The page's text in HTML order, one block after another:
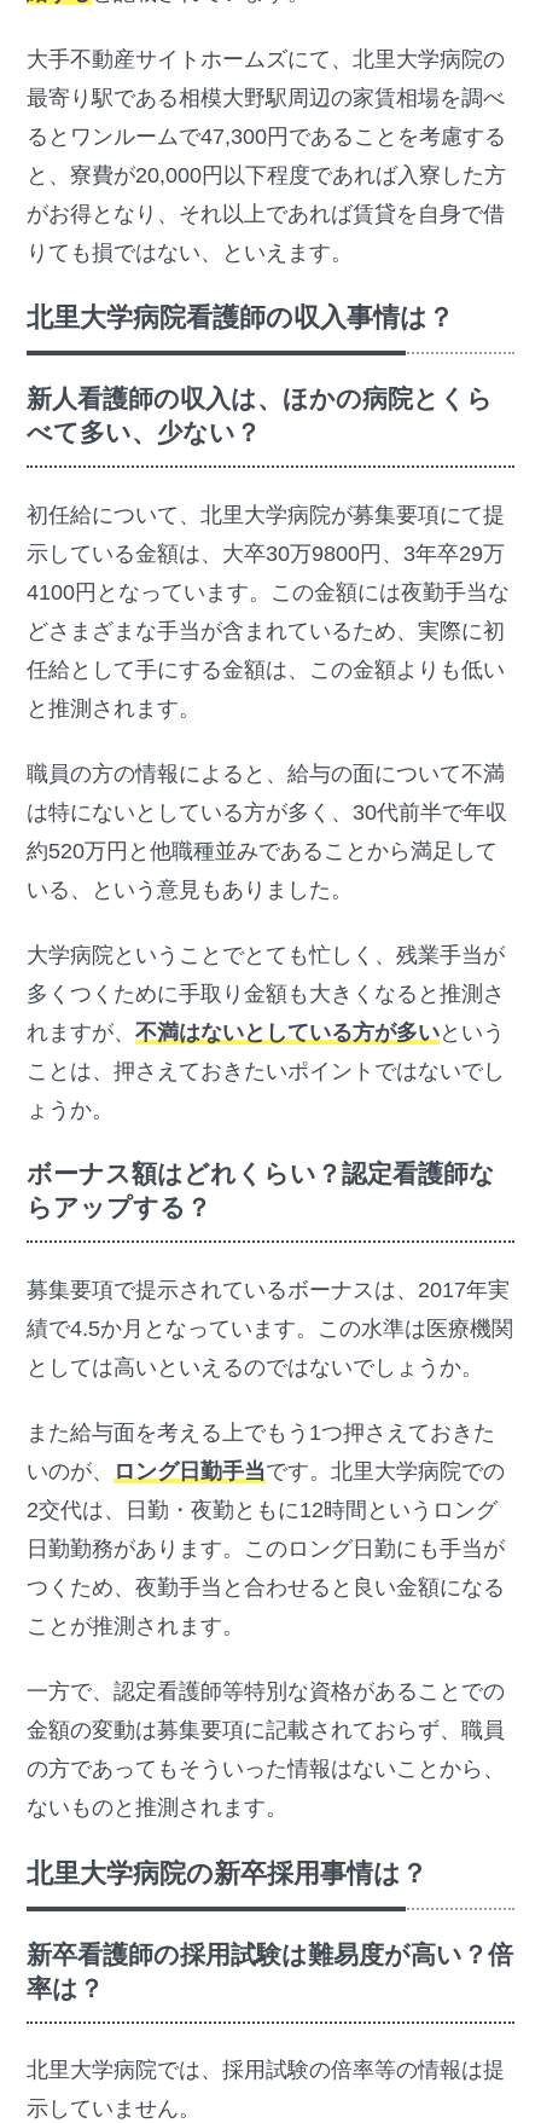
大手不動産サイトホームズにて、北里大学病院の
最寄り駅である相模大野駅周辺の家賃相場を調べ
るとワンルームで47,300円であることを考慮する
と、寮費が20,000円以下程度であれば入寮した方
がお得となり、それ以上であれば賃貸を自身で借
りても損ではない、といえます。
北里大学病院看護師の収入事情は？
新人看護師の収入は、ほかの病院とくら
べて多い、少ない？
初任給について、北里大学病院が募集要項にて提
示している金額は、大卒30万9800円、3年卒29万
4100円となっています。この金額には夜勤手当な
どさまざまな手当が含まれているため、実際に初
任給として手にする金額は、この金額よりも低い
と推測されます。
職員の方の情報によると、給与の面について不満
は特にないとしている方が多く、30代前半で年収
約520万円と他職種並みであることから満足して
いる、という意見もありました。
大学病院ということでとても忙しく、残業手当が
多くつくために手取り金額も大きくなると推測さ
れますが、不満はないとしている方が多いという
ことは、押さえておきたいポイントではないでし
ょうか。
ボーナス額はどれくらい？認定看護師な
らアップする？
募集要項で提示されているボーナスは、2017年実
績で4.5か月となっています。この水準は医療機関
としては高いといえるのではないでしょうか。
また給与面を考える上でもう1つ押さえておきた
いのが、
ロング日勤手当です。北里大学病院での
2交代は、日勤・夜勤ともに12時間というロング
日勤勤務があります。このロング日勤にも手当が
つくため、夜勤手当と合わせると良い金額になる
ことが推測されます。
一方で、認定看護師等特別な資格があることでの
金額の変動は募集要項に記載されておらず、職員
の方であってもそういった情報はないことから、
ないものと推測されます。
北里大学病院の新卒採用事情は？
新卒看護師の採用試験は難易度が高い？倍
率は？
北里大学病院では、採用試験の倍率等の情報は提
示していません。